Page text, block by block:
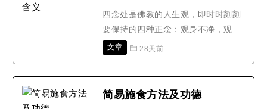
子置于额前可顿悟大智慧。泡水服下
可直见佛祖。 入药可祛百病..
四念处是佛教的人生观，即时时刻刻
要保持的四种正念：观身不净，观受
是苦，观心无常，观法无我。作为学
净”，要经常观察自己的五蕴身是不干
文章 28天前
简易施食方法及功德